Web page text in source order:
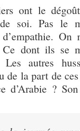
ont le
soi. Pas le
On
dont ils se
autres
la part de
d’Arabie ?